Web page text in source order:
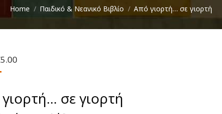
Home
Παιδικό & Νεανικό Βιβλίο Από γιορτή… σε γιορτή
5.00
€5.00.
σε γιορτή